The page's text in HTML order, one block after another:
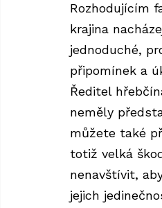
Rozhodujícím
krajina
jednoduché,
připomínek a
Ředitel
neměly
můžete také
totiž velká
nenavštívit,
jejich